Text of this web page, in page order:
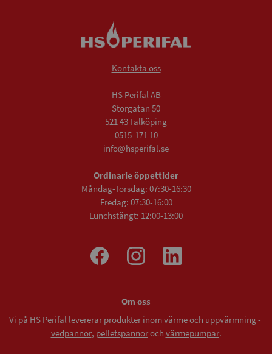
Kontakta oss
HS Perifal AB
Storgatan 50
521 43 Falköping
0515-171 10
info@hsperifal.se
Ordinarie öppettider
Måndag-Torsdag: 07:30-16:30
Fredag: 07:30-16:00
Lunchstängt: 12:00-13:00
Om oss
Vi på HS Perifal levererar produkter inom värme och uppvärmning -
vedpannor, pelletspannoroch värmepumpar.